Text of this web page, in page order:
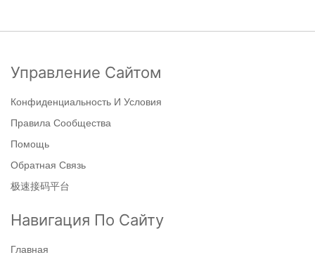
Управление Сайтом
Конфиденциальность И Условия
Правила Сообщества
Помощь
Обратная Связь
极速接码平台
Навигация По Сайту
Главная